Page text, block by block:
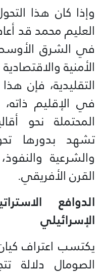
وإذا كان هذا
العليم محمد قد
في الشرق
الأمنية
التقليدية، فإن
في الإقليم
المحتملة نحو
تشهد بدورها
والشرعية
القرن الأفريقي.
الدوافع
الإسرائيلي
يكتسب اعتراف
الصومال دلالة